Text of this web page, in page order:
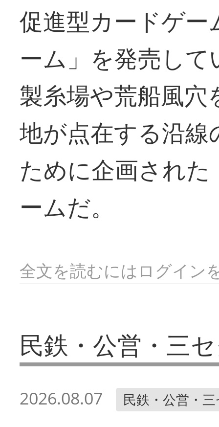
促進型カードゲ
ーム」を発売し
製糸場や荒船風
地が点在する沿
ために企画され
ームだ。
全文を読むにはログイン
民鉄・公営・三
2026.08.07 民鉄・公営・